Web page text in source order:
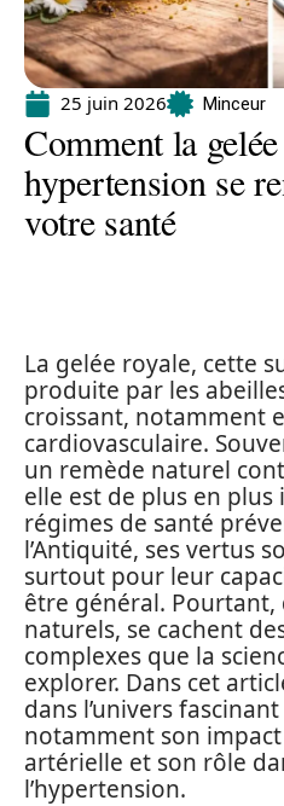
25 juin 2026 Minceur
Comment la
hypertension se
votre santé
La gelée royale, cette
produite par les
croissant, notamment
cardiovasculaire.
un remède naturel
elle est de plus en
régimes de santé
l’Antiquité, ses vertus
surtout pour leur
être général.
naturels, se cachent
complexes que la
explorer. Dans cet
dans l’univers
notamment son
artérielle et son rôle
l’hypertension.